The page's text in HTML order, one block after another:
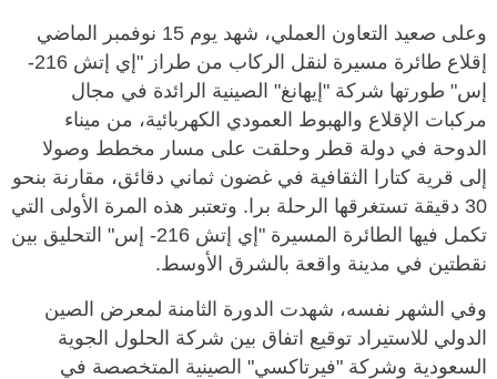
وعلى صعيد التعاون العملي، شهد يوم 15 نوفمبر الماضي
إقلاع طائرة مسيرة لنقل الركاب من طراز "إي إتش 216-
إس" طورتها شركة "إيهانغ" الصينية الرائدة في مجال
مركبات الإقلاع والهبوط العمودي الكهربائية، من ميناء
الدوحة في دولة قطر وحلقت على مسار مخطط وصولا
إلى قرية كتارا الثقافية في غضون ثماني دقائق، مقارنة بنحو
30 دقيقة تستغرقها الرحلة برا. وتعتبر هذه المرة الأولى التي
تكمل فيها الطائرة المسيرة "إي إتش 216- إس" التحليق بين
نقطتين في مدينة واقعة بالشرق الأوسط.
وفي الشهر نفسه، شهدت الدورة الثامنة لمعرض الصين
الدولي للاستيراد توقيع اتفاق بين شركة الحلول الجوية
السعودية وشركة "فيرتاكسي" الصينية المتخصصة في